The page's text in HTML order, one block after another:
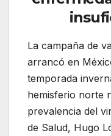
La campaña de
arrancó en
temporada
hemisferio norte
prevalencia del
de Salud, Hugo